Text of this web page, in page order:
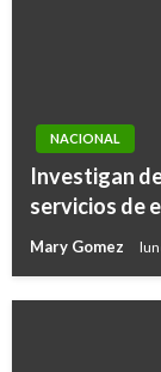
NACIONAL
Investigan
servicios de
Mary Gomez